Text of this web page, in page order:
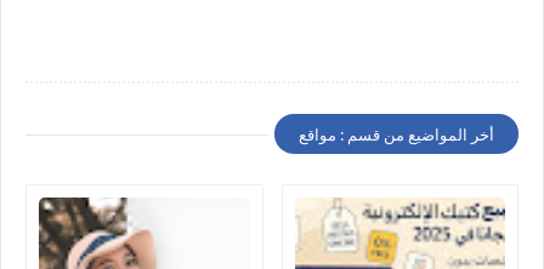
أخر المواضيع من قسم : مواقع